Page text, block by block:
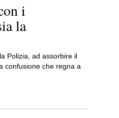
i
la
Polizia, ad assorbire il
confusione che regna a